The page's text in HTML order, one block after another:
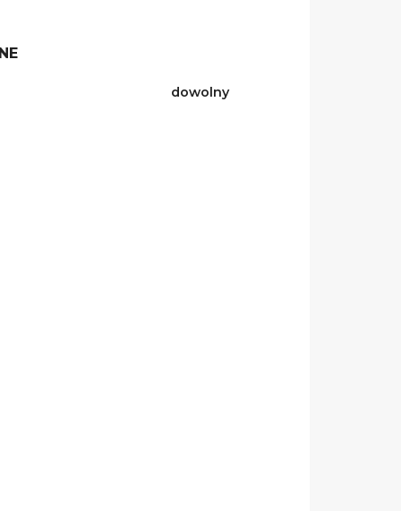
dowolny